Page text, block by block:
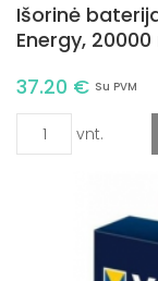
Išorinė
Energy, 20000
37.20 € Su PVM
vnt.